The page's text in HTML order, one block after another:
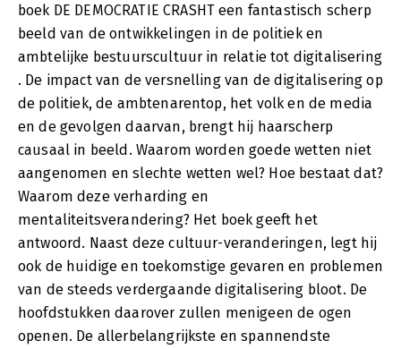
boek DE DEMOCRATIE CRASHT een fantastisch scherp
beeld van de ontwikkelingen in de politiek en
ambtelijke bestuurscultuur in relatie tot digitalisering
. De impact van de versnelling van de digitalisering op
de politiek, de ambtenarentop, het volk en de media
en de gevolgen daarvan, brengt hij haarscherp
causaal in beeld. Waarom worden goede wetten niet
aangenomen en slechte wetten wel? Hoe bestaat dat?
Waarom deze verharding en
mentaliteitsverandering? Het boek geeft het
antwoord. Naast deze cultuur-veranderingen, legt hij
ook de huidige en toekomstige gevaren en problemen
van de steeds verdergaande digitalisering bloot. De
hoofdstukken daarover zullen menigeen de ogen
openen. De allerbelangrijkste en spannendste